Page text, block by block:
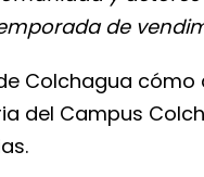
de
Colchagua
del Campus